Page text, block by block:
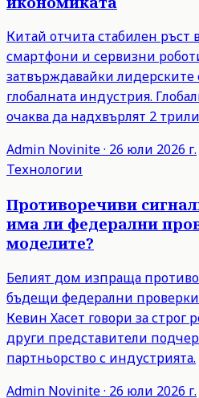
Китай отчита стабилен ръст
смартфони и сервизни
затвърждавайки
глобалната индустрия.
очаква да надхвърлят 2
Admin Novinite· 26 юли 2026 г.
Технологии
Противоречиви
има ли федерални
моделите?
Белият дом изпраща
бъдещи федерални
Кевин Хасет говори за
други представители
партньорство с индустрията.
Admin Novinite· 26 юли 2026 г.